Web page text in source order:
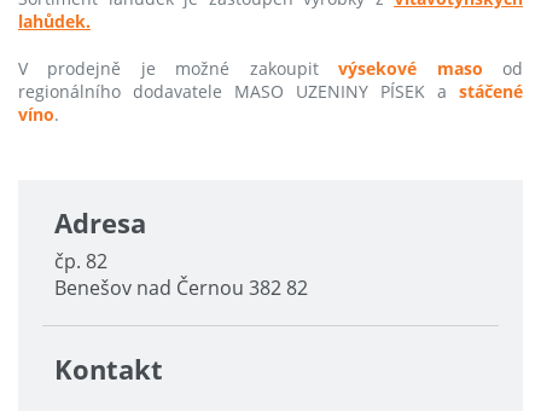
lahůdek.
V prodejně je možné zakoupitvýsekové maso od
regionálního dodavatele MASO UZENINY PÍSEK a stáčené
víno.
Adresa
čp. 82
Benešov nad Černou 382 82
Kontakt